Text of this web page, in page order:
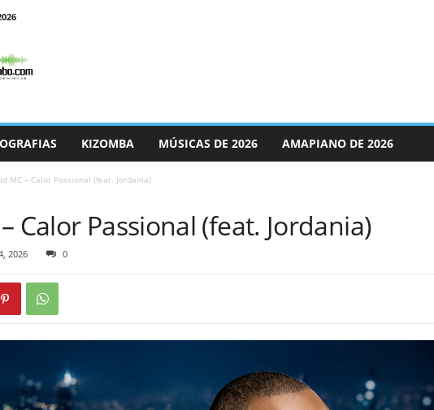
KIZOMBA MÚSICAS DE 2026 AMAPIANO DE 2026
MC – Calor Passional (feat. Jordania)
Calor Passional (feat. Jordania)
2026 0